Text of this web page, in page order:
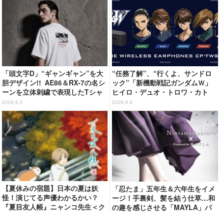
「頭文字D」“ギャンギャン”を大
胆デザイン!! AE86＆RX-7の名シ
ーンを立体刺繍で表現したTシャ
ツ登場
2026.8.5
“任務了解”、“行くよ、サンドロ
ック”「新機動戦記ガンダムＷ」
ヒイロ・デュオ・トロワ・カト
ル・五飛の声がする…！ 新規録
り下ろしボイス搭載のワイヤレス
イヤホンが登場
2026.8.6
【夏休みの宿題】日本の夏は妖
怪！演じてる声優わかるかい？
『夏目友人帳』ニャンコ先生＜ク
「忍たま」五年生＆六年生をイメ
ージ！手裏剣、髪を結う仕草…和
の趣を感じさせる「MAYLA」パ